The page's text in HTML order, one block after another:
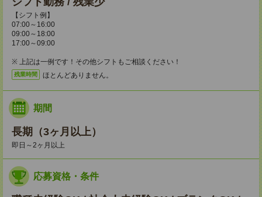
【シフト例】
07:00～16:00
09:00～18:00
17:00～09:00
※ 上記は一例です！その他シフトもご相談ください！
残業時間 ほとんどありません。
期間
長期（3ヶ月以上）
即日～2ヶ月以上
応募資格・条件